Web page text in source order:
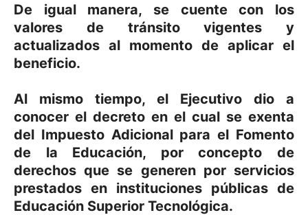
De igual manera, se cuente con los
valores de tránsito vigentes y
actualizados al momento de aplicar el
beneficio.
Al mismo tiempo, el Ejecutivo dio a
conocer el decreto en el cual se exenta
del Impuesto Adicional para el Fomento
de la Educación, por concepto de
derechos que se generen por servicios
prestados en instituciones públicas de
Educación Superior Tecnológica.